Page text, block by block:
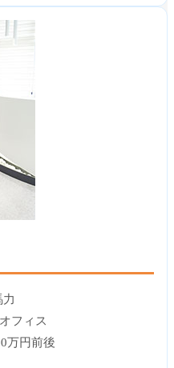
フィス
万円前後